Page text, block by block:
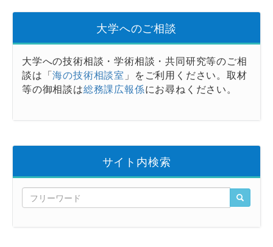
大学へのご相談
大学への技術相談・学術相談・共同研究等のご相
談は「海の技術相談室 」をご利用ください。取材
等の御相談は総務課広報係にお尋ねください。
サイト内検索